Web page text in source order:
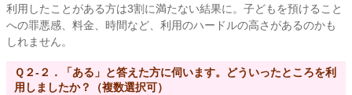
利用したことがある方は3割に満たない結果に。子どもを預けること
への罪悪感、料金、時間など、利用のハードルの高さがあるのかも
しれません。
Ｑ２-２．「ある」と答えた方に伺います。どういったところを利
用しましたか？（複数選択可）